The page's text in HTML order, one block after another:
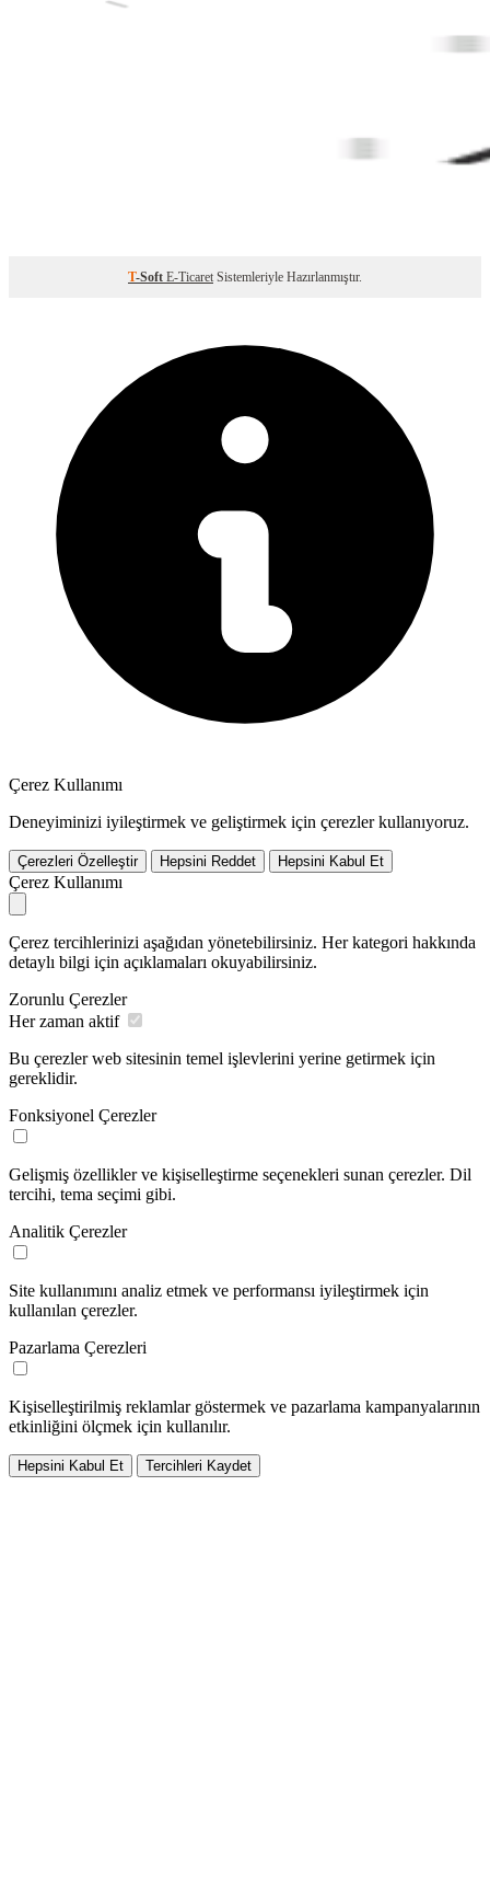
T-Soft E-Ticaret Sistemleriyle Hazırlanmıştır.
Çerez Kullanımı
Deneyiminizi iyileştirmek ve geliştirmek için çerezler kullanıyoruz.
Çerezleri Özelleştir Hepsini Reddet Hepsini Kabul Et
Çerez Kullanımı
Çerez tercihlerinizi aşağıdan yönetebilirsiniz. Her kategori hakkında
detaylı bilgi için açıklamaları okuyabilirsiniz.
Zorunlu Çerezler
Her zaman aktif
Bu çerezler web sitesinin temel işlevlerini yerine getirmek için
gereklidir.
Fonksiyonel Çerezler
Gelişmiş özellikler ve kişiselleştirme seçenekleri sunan çerezler. Dil
tercihi, tema seçimi gibi.
Analitik Çerezler
Site kullanımını analiz etmek ve performansı iyileştirmek için
kullanılan çerezler.
Pazarlama Çerezleri
Kişiselleştirilmiş reklamlar göstermek ve pazarlama kampanyalarının
etkinliğini ölçmek için kullanılır.
Hepsini Kabul Et Tercihleri Kaydet